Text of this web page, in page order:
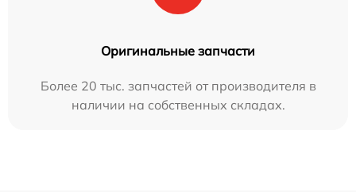
Оригинальные запчасти
Более 20 тыс. запчастей от производителя в
наличии на собственных складах.